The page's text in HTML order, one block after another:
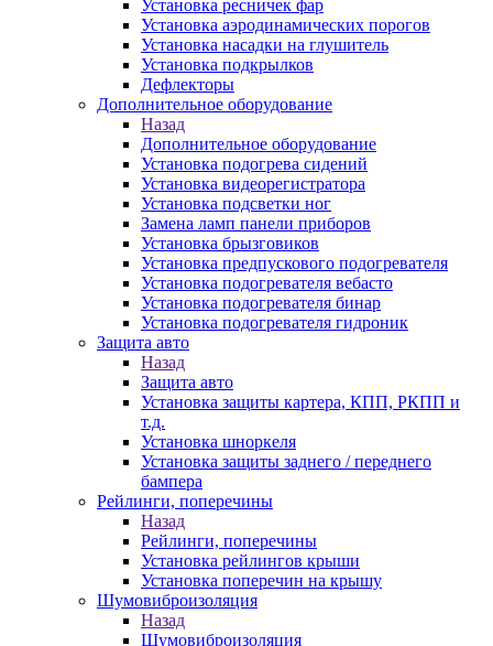
Установка ресничек фар
Установка аэродинамических порогов
Установка насадки на глушитель
Установка подкрылков
Дефлекторы
Дополнительное оборудование
Назад
Дополнительное оборудование
Установка подогрева сидений
Установка видеорегистратора
Установка подсветки ног
Замена ламп панели приборов
Установка брызговиков
Установка предпускового подогревателя
Установка подогревателя вебасто
Установка подогревателя бинар
Установка подогревателя гидроник
Защита авто
Назад
Защита авто
Установка защиты картера, КПП, РКПП и
т.д.
Установка шноркеля
Установка защиты заднего / переднего
бампера
Рейлинги, поперечины
Назад
Рейлинги, поперечины
Установка рейлингов крыши
Установка поперечин на крышу
Шумовиброизоляция
Назад
Шумовиброизоляция